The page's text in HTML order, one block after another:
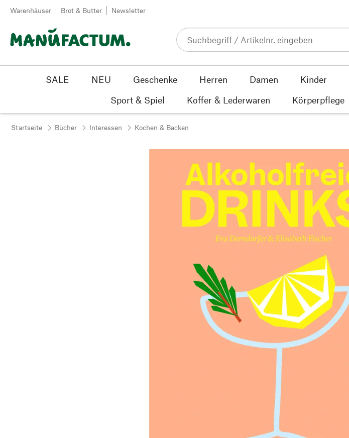
Zum Inhalt springen
Warenhäuser Brot & Butter Newsletter
SALE NEU Geschenke Herren Damen Kinder
Sport & Spiel
Koffer & Lederwaren Körperpflege
Startseite Bücher Interessen Kochen & Backen